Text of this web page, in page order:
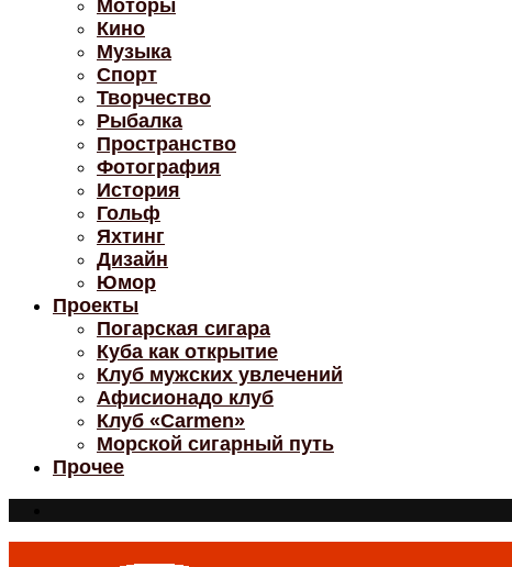
Моторы
Кино
Музыка
Спорт
Творчество
Рыбалка
Пространство
Фотография
История
Гольф
Яхтинг
Дизайн
Юмор
Проекты
Погарская сигара
Куба как открытие
Клуб мужских увлечений
Афисионадо клуб
Клуб «Carmen»
Морской сигарный путь
Прочее